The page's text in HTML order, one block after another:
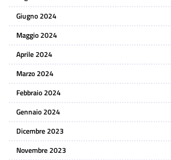
Giugno 2024
Maggio 2024
Aprile 2024
Marzo 2024
Febbraio 2024
Gennaio 2024
Dicembre 2023
Novembre 2023